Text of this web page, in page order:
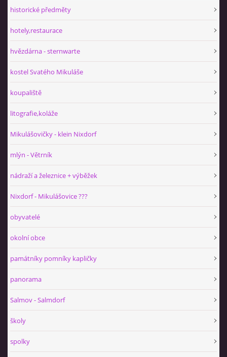
historické předměty
hotely,restaurace
hvězdárna - sternwarte
kostel Svatého Mikuláše
koupaliště
litografie,koláže
Mikulášovičky - klein Nixdorf
mlýn - Větrník
nádraží a železnice + výběžek
Nixdorf - Mikulášovice ???
obyvatelé
okolní obce
památníky pomníky kapličky
panorama
Salmov - Salmdorf
školy
spolky